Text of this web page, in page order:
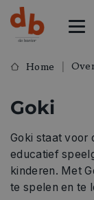
Home
Goki
Goki staat voor
educatief
kinderen. Met
te spelen en te